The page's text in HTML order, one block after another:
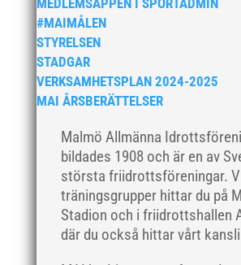
MEDLEMSAPPEN I SPORTADMIN
#MAIMÅLEN
STYRELSEN
STADGAR
VERKSAMHETSPLAN 2024-2025
MAI ÅRSBERÄTTELSER
Malmö Allmänna
bildades 1908 och är en av
största friidrottsföreningar.
träningsgrupper hittar du på
Stadion och i friidrottshallen
där du också hittar vårt
november 2022
oktober 2022
september 2022
augusti 2022
juni 2022
april 2022
mars 2022
januari 2022
december 2021
november 2021